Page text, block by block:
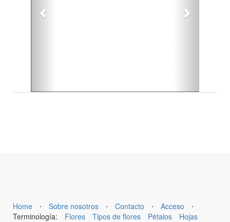
Home ⋅ Sobre nosotros ⋅ Contacto ⋅ Acceso
⋅
Terminología:
Flores Tipos de flores Pétalos Hojas